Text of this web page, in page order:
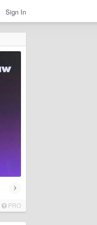
Sign In
›
PRO